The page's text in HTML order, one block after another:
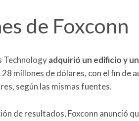
de Foxconn
Technologyadquirió un edificio y
millones de dólares, con el fin de
según las mismas fuentes.
de resultados, Foxconn anunció